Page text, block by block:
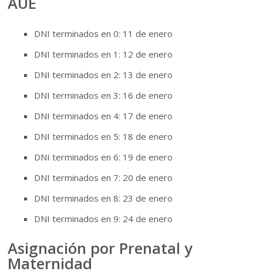
DNI terminados en 0: 11 de enero
DNI terminados en 1: 12 de enero
DNI terminados en 2: 13 de enero
DNI terminados en 3: 16 de enero
DNI terminados en 4: 17 de enero
DNI terminados en 5: 18 de enero
DNI terminados en 6: 19 de enero
DNI terminados en 7: 20 de enero
DNI terminados en 8: 23 de enero
DNI terminados en 9: 24 de enero
Asignación por Prenatal y
Maternidad